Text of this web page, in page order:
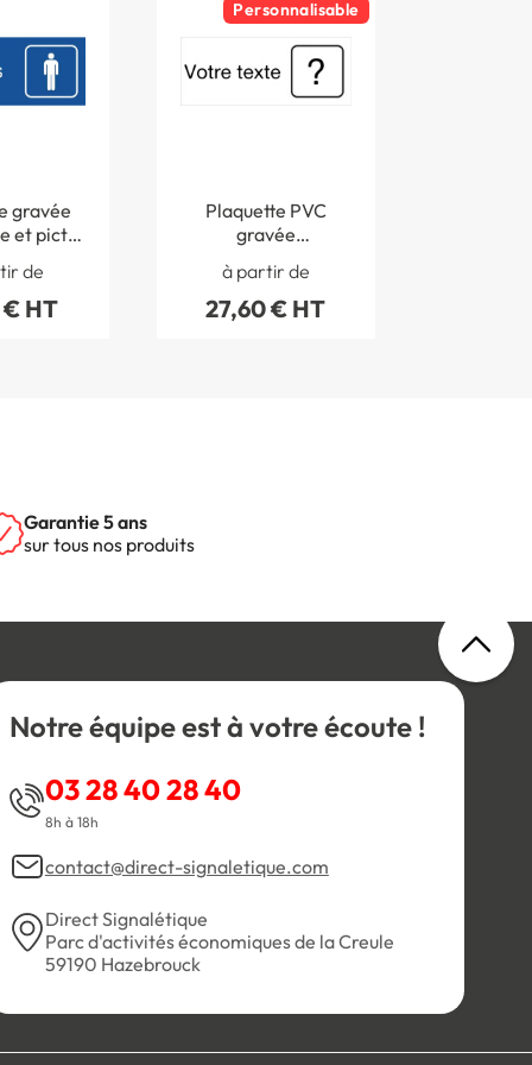
gravée
et picto
mm -
de
€ HT
Personnalisable
Plaquette PVC
gravée
Personnalisée avec
texte et picto -
Gamme Couleur - H
à partir de
27,60 € HT
Garantie 5 ans
sur tous nos produits
Notre équipe est à votre écoute !
03 28 40 28 40
8h à 18h
contact@direct-signaletique.com
Direct Signalétique
Parc d'activités économiques de la Creule
59190 Hazebrouck